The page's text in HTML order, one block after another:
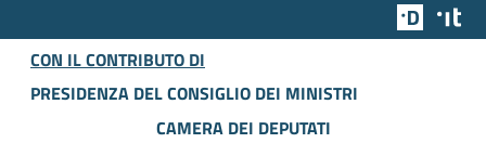
Team
CON IL CONTRIBUTO DI
PRESIDENZA DEL CONSIGLIO DEI MINISTRI
CAMERA DEI DEPUTATI